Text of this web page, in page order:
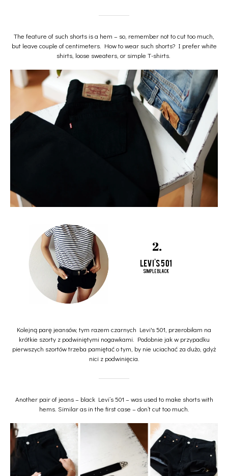
The feature of such shorts is a hem – so, remember not to cut too much,
but leave couple of centimeters. How to wear such shorts? I prefer white
shirts, loose sweaters, or simple T-shirts.
Kolejną parę jeansów, tym razem czarnych Levi's 501, przerobiłam na
krótkie szorty z podwiniętymi nogawkami. Podobnie jak w przypadku
pierwszych szortów trzeba pamiętać o tym, by nie uciachać za dużo, gdyż
nici z podwinięcia.
Another pair of jeans – black Levi’s 501 – was used to make shorts with
hems. Similar as in the first case – don’t cut too much.